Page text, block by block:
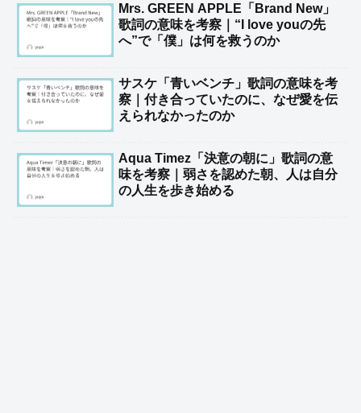
Mrs. GREEN APPLE「Brand New」
歌詞の意味を考察｜“I love youの先
へ”で「僕」は何を救うのか
サスケ「青いベンチ」歌詞の意味を考
察｜付き合っていたのに、なぜ愛を伝
えられなかったのか
Aqua Timez「決意の朝に」歌詞の意
味を考察｜弱さを認めた朝、人は自分
の人生を歩き始める